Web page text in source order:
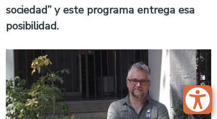
sociedad” y este programa entrega esa
posibilidad.